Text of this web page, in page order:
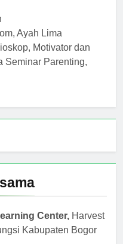
Ayah Lima
Motivator dan
Seminar Parenting,
Center, Harvest
Kabupaten Bogor